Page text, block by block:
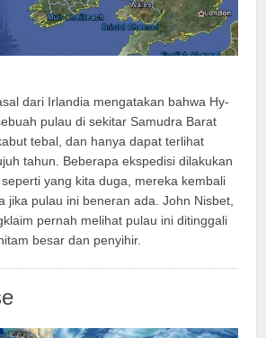
dari Irlandia mengatakan bahwa Hy-
pulau di sekitar Samudra Barat
tebal, dan hanya dapat terlihat
tahun. Beberapa ekspedisi dilakukan
yang kita duga, mereka kembali
jika pulau ini beneran ada. John Nisbet,
pernah melihat pulau ini ditinggali
besar dan penyihir.